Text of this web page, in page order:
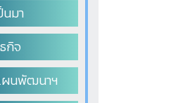
นมา
กิจ
นพัฒนาฯ